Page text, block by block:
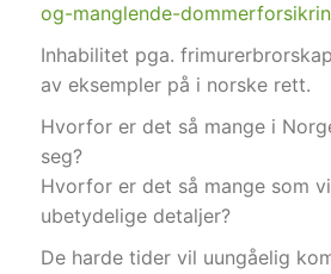
og-manglende-
Inhabilitet pga.
av eksempler på i norske rett.
Hvorfor er det så mange i
seg?
Hvorfor er det så mange som
ubetydelige detaljer?
De harde tider vil uungåelig